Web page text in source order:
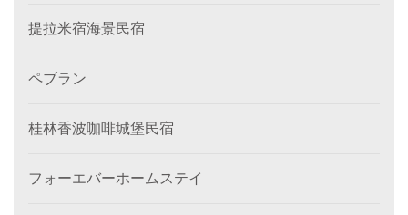
提拉米宿海景民宿
ペブラン
桂林香波咖啡城堡民宿
フォーエバーホームステイ